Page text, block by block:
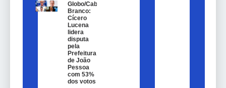
Globo/Cabo
Branco:
Cícero
Lucena
lidera
disputa
pela
Prefeitura
de João
Pessoa
com 53%
dos votos